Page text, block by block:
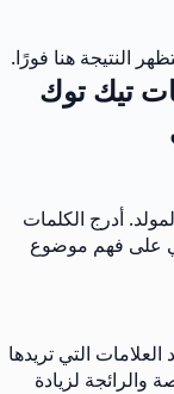
النتيجة هنا فورًا.
تيك توك
أدرج الكلمات
على فهم موضوع
التي تريدها
والرائجة لزيادة